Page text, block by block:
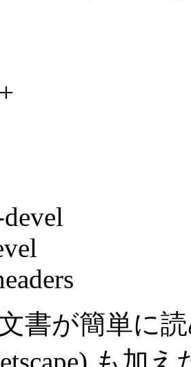
書が簡単に
も加